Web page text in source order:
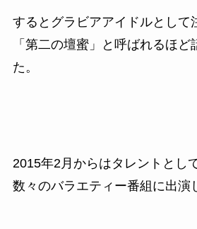
するとグラビアアイドルとして
「第二の壇蜜」と呼ばれるほど
た。
2015年2 月からはタレントとし
数々のバラエティー番組に出演